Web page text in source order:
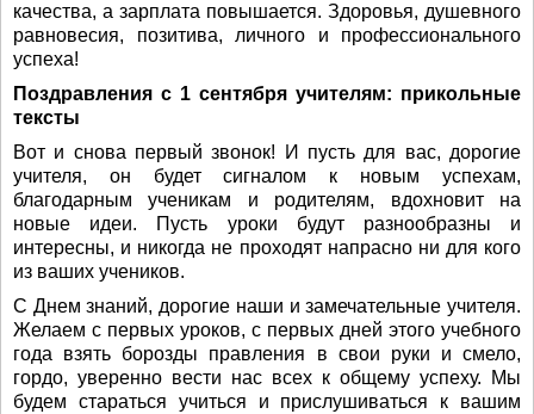
качества, а зарплата повышается. Здоровья, душевного
равновесия, позитива, личного и профессионального
успеха!
Поздравления с 1 сентября учителям: прикольные
тексты
Вот и снова первый звонок! И пусть для вас, дорогие
учителя, он будет сигналом к новым успехам,
благодарным ученикам и родителям, вдохновит на
новые идеи. Пусть уроки будут разнообразны и
интересны, и никогда не проходят напрасно ни для кого
из ваших учеников.
С Днем знаний, дорогие наши и замечательные учителя.
Желаем с первых уроков, с первых дней этого учебного
года взять борозды правления в свои руки и смело,
гордо, уверенно вести нас всех к общему успеху. Мы
будем стараться учиться и прислушиваться к вашим